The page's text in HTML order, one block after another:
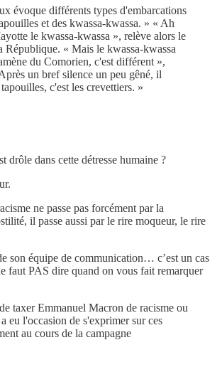
évoque différents types d'embarcations
et des kwassa-kwassa. » « Ah
le kwassa-kwassa », relève alors le
République. « Mais le kwassa-kwassa
du Comorien, c'est différent »,
un bref silence un peu gêné, il
c'est les crevettiers. »
drôle dans cette détresse humaine ?
ne passe pas forcément par la
il passe aussi par le rire moqueur, le rire
son équipe de communication… c’est un cas
faut PAS dire quand on vous fait remarquer
taxer Emmanuel Macron de racisme ou
eu l'occasion de s'exprimer sur ces
au cours de la campagne